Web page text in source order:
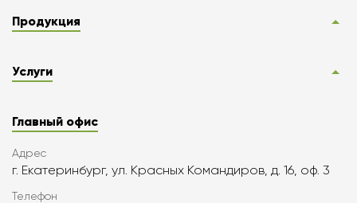
Продукция
Услуги
Главный офис
Адрес
г. Екатеринбург, ул. Красных Командиров, д. 16, оф. 3
Телефон